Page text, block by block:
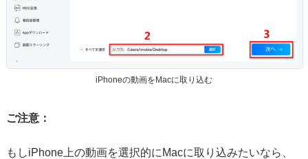
iPhoneの動画をMacに取り込む
ご注意：
もしiPhone上の動画を選択的にMacに取り込みたいなら、